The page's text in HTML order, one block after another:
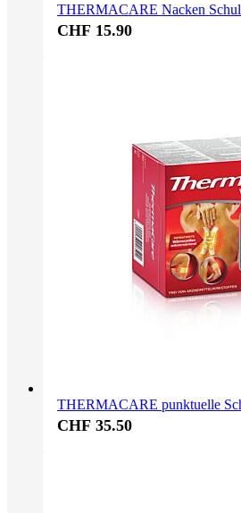
THERMACARE Nacken
CHF 15.90
THERMACARE punktuelle
CHF 35.50